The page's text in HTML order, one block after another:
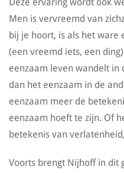
Men is vervreemd van
bij je hoort, is als het ware
(een vreemd iets, een
eenzaam leven wandelt in
dan het eenzaam in de
eenzaam meer de
eenzaam hoeft te zijn. Of
betekenis van
Voorts brengt Nijhoff in dit